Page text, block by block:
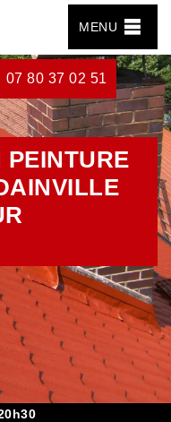
MENU
07 80 37 02 51
PEINTURE